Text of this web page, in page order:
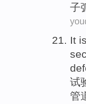
子
It is
试
管